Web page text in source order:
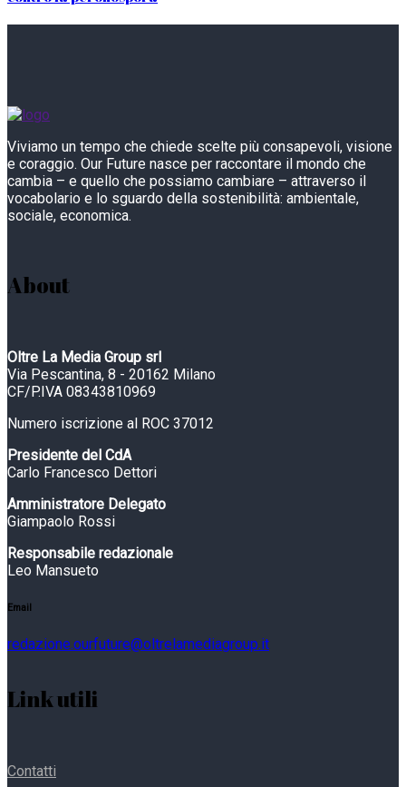
Viviamo un tempo che chiede scelte più consapevoli, visione
e coraggio. Our Future nasce per raccontare il mondo che
cambia – e quello che possiamo cambiare – attraverso il
vocabolario e lo sguardo della sostenibilità: ambientale,
sociale, economica.
About
Oltre La Media Group srl
Via Pescantina, 8 - 20162 Milano
CF/P.IVA 08343810969
Numero iscrizione al ROC 37012
Presidente del CdA
Carlo Francesco Dettori
Amministratore Delegato
Giampaolo Rossi
Responsabile redazionale
Leo Mansueto
Email
redazione.ourfuture@oltrelamediagroup.it
Link utili
Contatti